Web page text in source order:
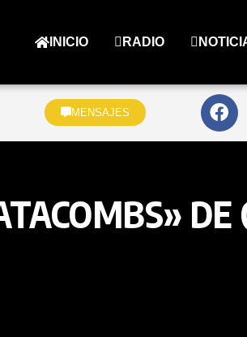
INICIO RADIO
MENSAJES
DE